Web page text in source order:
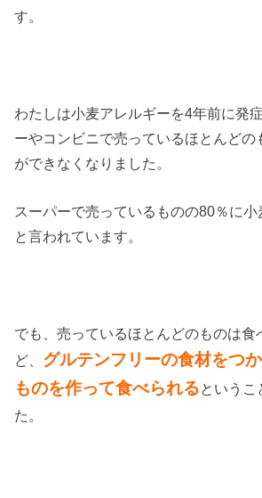
す。
わたしは小麦アレルギーを4年前に発
ーやコンビニで売っているほとんどの
ができなくなりました。
スーパーで売っているものの80％に小
と言われています。
でも、売っているほとんどのものは食
ど、 グルテンフリーの食材をつ
ものを作って食べられるというこ
た。